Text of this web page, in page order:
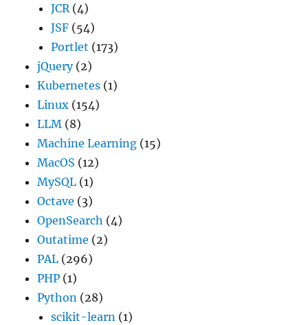
JCR(4)
JSF (54)
Portlet (173)
jQuery(2)
Kubernetes (1)
Linux (154)
LLM (8)
Machine Learning (15)
MacOS (12)
MySQL (1)
Octave (3)
OpenSearch (4)
Outatime (2)
PAL (296)
PHP (1)
Python (28)
scikit-learn (1)